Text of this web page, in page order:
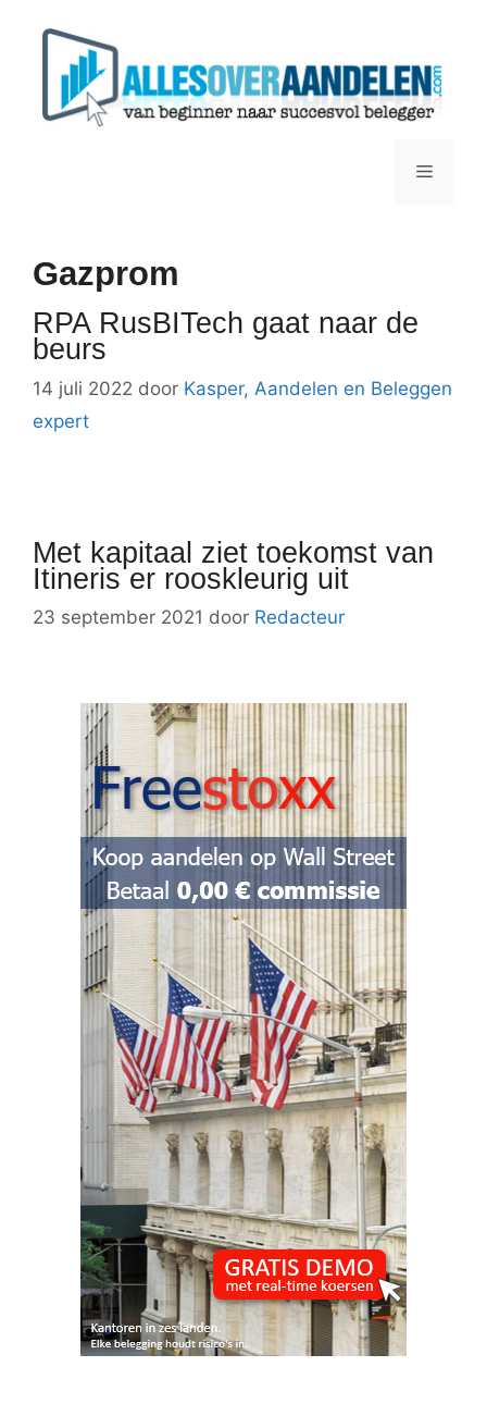
Menu
Gazprom
RPA RusBITech gaat naar de
beurs
14 juli 2022 door Kasper, Aandelen en Beleggen
expert
Met kapitaal ziet toekomst van
Itineris er rooskleurig uit
23 september 2021 door Redacteur